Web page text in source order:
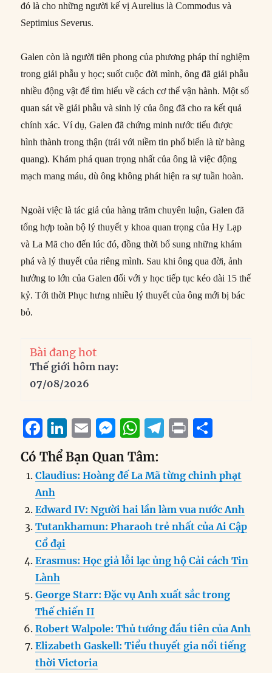
đó là cho những người kế vị Aurelius là Commodus và
Septimius Severus.
Galen còn là người tiên phong của phương pháp thí nghiệm
trong giải phẫu y học; suốt cuộc đời mình, ông đã giải phẫu
nhiều động vật để tìm hiểu về cách cơ thể vận hành. Một số
quan sát về giải phẫu và sinh lý của ông đã cho ra kết quả
chính xác. Ví dụ, Galen đã chứng minh nước tiểu được
hình thành trong thận (trái với niềm tin phổ biến là từ bàng
quang). Khám phá quan trọng nhất của ông là việc động
mạch mang máu, dù ông không phát hiện ra sự tuần hoàn.
Ngoài việc là tác giả của hàng trăm chuyên luận, Galen đã
tổng hợp toàn bộ lý thuyết y khoa quan trọng của Hy Lạp
và La Mã cho đến lúc đó, đồng thời bổ sung những khám
phá và lý thuyết của riêng mình. Sau khi ông qua đời, ảnh
hưởng to lớn của Galen đối với y học tiếp tục kéo dài 15 thế
kỷ. Tới thời Phục hưng nhiều lý thuyết của ông mới bị bác
bỏ.
Bài đang hot
Thế giới hôm nay:
07/08/2026
F
a
c
e
b
o
o
k
Li
n
k
e
d
I
E
m
ai
l
M
e
ss
e
n
g
W
h
at
s
A
p
T
e
g
r
a
P
n
t
a
re
Có Thể Bạn Quan Tâm:
Claudius: Hoàng đế La Mã từng chinh phạt
Anh
Edward IV: Người hai lần làm vua nước Anh
Tutankhamun: Pharaoh trẻ nhất của Ai Cập
Cổ đại
Erasmus: Học giả lỗi lạc ủng hộ Cải cách Tin
Lành
George Starr: Đặc vụ Anh xuất sắc trong
Thế chiến II
Robert Walpole: Thủ tướng đầu tiên của Anh
Elizabeth Gaskell: Tiểu thuyết gia nổi tiếng
thời Victoria